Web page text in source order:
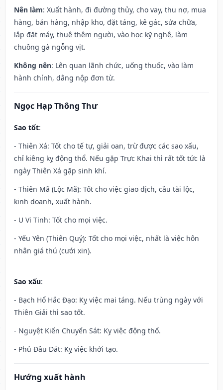
Nên làm: Xuất hành, đi đường thủy, cho vay, thu nợ, mua
hàng, bán hàng, nhập kho, đặt táng, kê gác, sửa chữa,
lắp đặt máy, thuê thêm người, vào học kỹ nghệ, làm
chuồng gà ngỗng vịt.
Không nên: Lên quan lãnh chức, uống thuốc, vào làm
hành chính, dâng nộp đơn từ.
Ngọc Hạp Thông Thư
Sao tốt:
- Thiên Xá: Tốt cho tế tự, giải oan, trừ được các sao xấu,
chỉ kiêng kỵ động thổ. Nếu gặp Trực Khai thì rất tốt tức là
ngày Thiên Xá gặp sinh khí.
- Thiên Mã (Lộc Mã): Tốt cho việc giao dịch, cầu tài lộc,
kinh doanh, xuất hành.
- U Vi Tinh: Tốt cho mọi việc.
- Yếu Yên (Thiên Quý): Tốt cho mọi việc, nhất là việc hôn
nhân giá thú (cưới xin).
Sao xấu:
- Bạch Hổ Hắc Đạo: Kỵ việc mai táng. Nếu trùng ngày với
Thiên Giải thì sao tốt.
- Nguyệt Kiến Chuyển Sát: Kỵ việc động thổ.
- Phủ Đầu Dát: Kỵ việc khởi tạo.
Hướng xuất hành